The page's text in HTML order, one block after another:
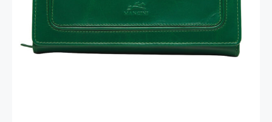
chéquier pour dames